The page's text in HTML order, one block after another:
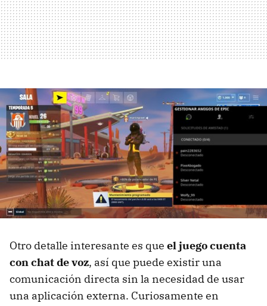
Otro detalle interesante es que el juego cuenta
con chat de voz, así que puede existir una
comunicación directa sin la necesidad de usar
una aplicación externa. Curiosamente en